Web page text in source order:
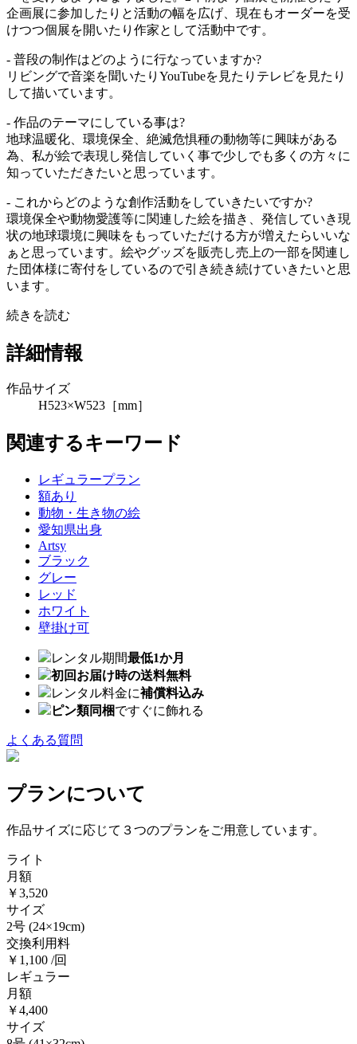
企画展に参加したりと活動の幅を広げ、現在もオーダーを受
けつつ個展を開いたり作家として活動中です。
- 普段の制作はどのように行なっていますか?
リビングで音楽を聞いたりYouTubeを見たりテレビを見たり
して描いています。
- 作品のテーマにしている事は?
地球温暖化、環境保全、絶滅危惧種の動物等に興味がある
為、私が絵で表現し発信していく事で少しでも多くの方々に
知っていただきたいと思っています。
- これからどのような創作活動をしていきたいですか?
環境保全や動物愛護等に関連した絵を描き、発信していき現
状の地球環境に興味をもっていただける方が増えたらいいな
ぁと思っています。絵やグッズを販売し売上の一部を関連し
た団体様に寄付をしているので引き続き続けていきたいと思
います。
続きを読む
詳細情報
作品サイズ
H523×W523［mm］
関連するキーワード
レギュラープラン
額あり
動物・生き物の絵
愛知県出身
Artsy
ブラック
グレー
レッド
ホワイト
壁掛け可
レンタル期間最低1か月
初回お届け時の送料無料
レンタル料金に補償料込み
ピン類同梱ですぐに飾れる
よくある質問
プランについて
作品サイズに応じて３つのプランをご用意しています。
ライト
月額
￥3,520
サイズ
2号 (24×19cm)
交換利用料
￥1,100 /回
レギュラー
月額
￥4,400
サイズ